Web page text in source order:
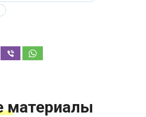
материалы